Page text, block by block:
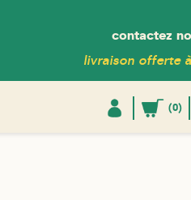
contactez
livraison offerte
(0)